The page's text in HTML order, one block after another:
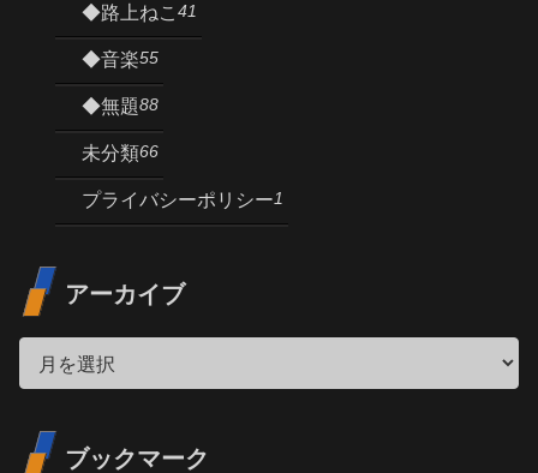
◆路上ねこ 41
◆音楽55
◆無題88
未分類66
プライバシーポリシー1
アーカイブ
ブックマーク